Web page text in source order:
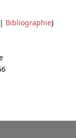
| Bibliographie)